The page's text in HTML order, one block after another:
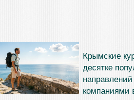
Крымские
десятке
компаниями